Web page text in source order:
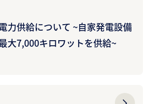
力供給について ~自家発電設備
大7,000キロワットを供給~